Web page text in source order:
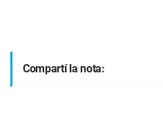
Compartí la nota: